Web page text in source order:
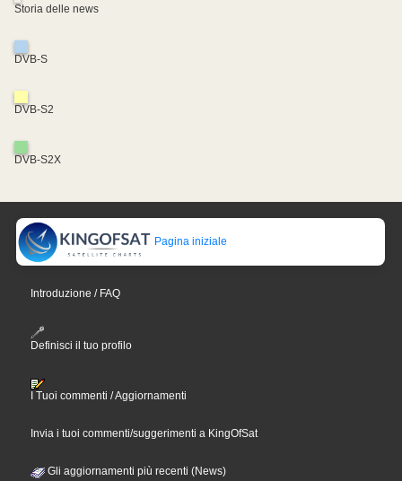
Storia delle news
DVB-S
DVB-S2
DVB-S2X
Pagina iniziale
Introduzione / FAQ
Definisci il tuo profilo
I Tuoi commenti / Aggiornamenti
Invia i tuoi commenti/suggerimenti a KingOfSat
Gli aggiornamenti più recenti (News)